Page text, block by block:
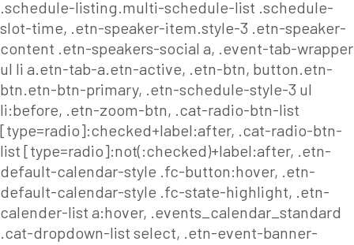
.schedule-listing.multi-schedule-list .schedule-
slot-time, .etn-speaker-item.style-3 .etn-speaker-
content .etn-speakers-social a, .event-tab-wrapper
ul li a.etn-tab-a.etn-active, .etn-btn, button.etn-
btn.etn-btn-primary, .etn-schedule-style-3 ul
li:before, .etn-zoom-btn, .cat-radio-btn-list
[type=radio]:checked+label:after, .cat-radio-btn-
list [type=radio]:not(:checked)+label:after, .etn-
default-calendar-style .fc-button:hover, .etn-
default-calendar-style .fc-state-highlight, .etn-
calender-list a:hover, .events_calendar_standard
.cat-dropdown-list select, .etn-event-banner-